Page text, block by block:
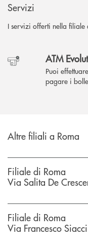
Servizi
I servizi offerti nella
ATM
Puoi
pagare i
Altre filiali a Roma
Filiale di Roma
Via Salita De
Filiale di Roma
Via Francesco